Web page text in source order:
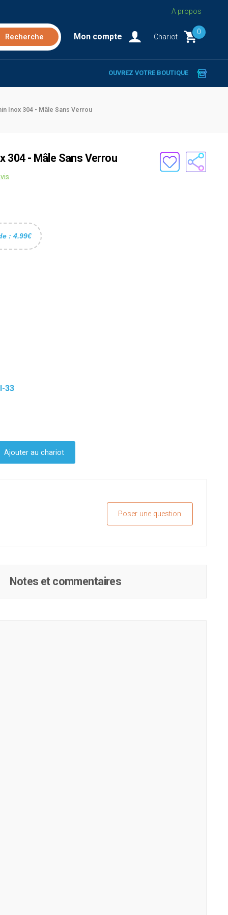
A propos
Mon compte Chariot
0
OUVREZ VOTRE BOUTIQUE
Inox 304 - Mâle Sans Verrou
304 - Mâle Sans Verrou
: 4.99€
33
Ajouter au chariot
Poser une question
Notes et commentaires